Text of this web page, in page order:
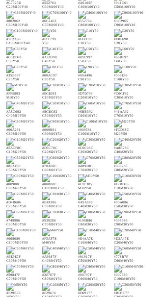
#C7025D
C20M100Y40
#552764
C30M100Y40
#A6165F
C40M100Y40
#941C61
C50M100Y40
#802062
C60M100Y40
#6C2463
C70M100Y40
#552764
C80M100Y40
#3C2965
C90M100Y40
#1F2A66
C100M100Y40
#FFF799
Y50
#EEEF99
C10Y50
#D8E698
C20Y50
#C0DD98
C30Y50
#A7D398
C40Y50
#89C997
C50Y50
#66BF97
C60Y50
#35B597
C70Y50
#00AC97
C80Y50
#00A496
C90Y50
#009E96
C100Y50
#FFE893
M10Y50
#ECE093
C10M10Y50
#D7D793
C20M10Y50
#C0CF92
C30M10Y50
#A8C692
C40M10Y50
#8CBC92
C50M10Y50
#6BB392
C60M10Y50
#41AA92
C70M10Y50
#00A291
C80M10Y50
#009B91
C90M10Y50
#009591
C100M10Y50
#FCD68C
M20Y50
#EACF8C
C10M20Y50
#D5C78C
C20M20Y50
#C0C08C
C30M20Y50
#A8B78C
C40M20Y50
#8EAF8C
C50M20Y50
#70A68C
C60M20Y50
#4B9E8C
C70M20Y50
#00978C
C80M20Y50
#00908C
C90M20Y50
#008B8C
C100M20Y50
#F9C385
M30Y50
#E7BD85
C10M30Y50
#D4B686
C20M30Y50
#BFAF86
C30M30Y50
#A9A886
C40M30Y50
#90A086
C50M30Y50
#749986
C60M30Y50
#539286
C70M30Y50
#198B86
C80M30Y50
#008586
C90M30Y50
#008086
C100M30Y50
#F5AF7E
M40Y50
#E4AA7E
C10M40Y50
#D2A47E
C20M40Y50
#BE9E7F
C30M40Y50
#A9987F
C40M40Y50
#91917F
C50M40Y50
#778B7F
C60M40Y50
#59847F
C70M40Y50
#2E7E7F
C80M40Y50
#00797F
C90M40Y50
#007580
C100M40Y50
#F29B76
#E29676
#D09177
#BD8C77